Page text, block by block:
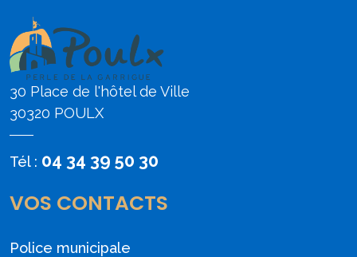
30 Place de l'hôtel de Ville
30320 POULX
Tél : 04 34 39 50 30
VOS CONTACTS
Police municipale